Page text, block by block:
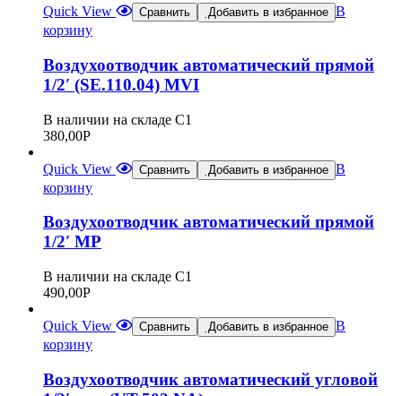
Quick View Сравнить Добавить в избранное В
корзину
Воздухоотводчик автоматический прямой
1/2′ (SE.110.04) MVI
В наличии на складе С1
380,00Р
Quick View Сравнить Добавить в избранное В
корзину
Воздухоотводчик автоматический прямой
1/2′ MP
В наличии на складе С1
490,00Р
Quick View Сравнить Добавить в избранное В
корзину
Воздухоотводчик автоматический угловой